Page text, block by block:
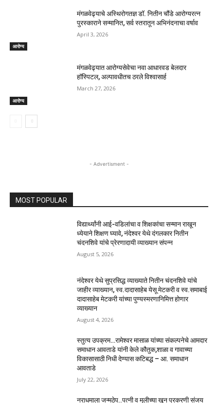
आरोग्य
मंगळवेढ्याचे अस्थिरोगतज्ञ डॉ. नितीन चौंडे आरोग्यरत्न
पुरस्काराने सन्मानित, सर्व स्तरातून अभिनंदनाचा वर्षाव
April 3, 2026
आरोग्य
मंगळवेढ्यात आरोग्यसेवेचा नवा आधारवड बेलदार
हॉस्पिटल, अल्पावधीतच ठरले विश्वासार्ह
March 27, 2026
- Advertisment -
MOST POPULAR
विद्यार्थ्यांनी आई-वडिलांचा व शिक्षकांचा सन्मान राखून
ध्येयाने शिक्षण घ्यावे, नंदेश्वर येथे दंगलकार नितीन
चंदनशिवे यांचे प्रेरणादायी व्याख्यान संपन्न
August 5, 2026
नंदेश्वर येथे सुप्रसिद्ध व्याख्याते नितीन चंदनशिवे यांचे
जाहीर व्याख्यान, स्व.दादासाहेब येसू मेटकरी व स्व.समाबाई
दादासाहेब मेटकरी यांच्या पुण्यस्मरणानिमित्त होणार
व्याख्यान
August 4, 2026
स्तुत्य उपक्रम…रामेश्वर मासाळ यांच्या संकल्पनेचे आमदार
समाधान आवताडे यांनी केले कौतुक,शाळा व गावाच्या
विकासासाठी निधी देण्यास कटिबद्ध – आ. समाधान
आवताडे
July 22, 2026
नराधमाला जन्मठेप..पत्नी व मुलीच्या खून प्रकरणी संजय